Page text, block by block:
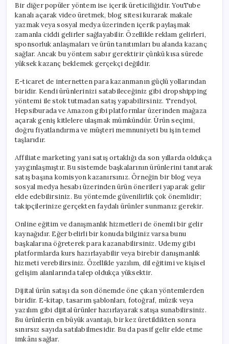
Bir diğer popüler yöntem ise içerik üreticiliğidir. YouTube
kanalı açarak video üretmek, blog sitesi kurarak makale
yazmak veya sosyal medya üzerinden içerik paylaşmak
zamanla ciddi gelirler sağlayabilir. Özellikle reklam gelirleri,
sponsorluk anlaşmaları ve ürün tanıtımları bu alanda kazanç
sağlar. Ancak bu yöntem sabır gerektirir çünkü kısa sürede
yüksek kazanç beklemek gerçekçi değildir.
E-ticaret de internetten para kazanmanın güçlü yollarından
biridir. Kendi ürünlerinizi satabileceğiniz gibi dropshipping
yöntemi ile stok tutmadan satış yapabilirsiniz. Trendyol,
Hepsiburada ve Amazon gibi platformlar üzerinden mağaza
açarak geniş kitlelere ulaşmak mümkündür. Ürün seçimi,
doğru fiyatlandırma ve müşteri memnuniyeti bu işin temel
taşlarıdır.
Affiliate marketing yani satış ortaklığı da son yıllarda oldukça
yaygınlaşmıştır. Bu sistemde başkalarının ürünlerini tanıtarak
satış başına komisyon kazanırsınız. Örneğin bir blog veya
sosyal medya hesabı üzerinden ürün önerileri yaparak gelir
elde edebilirsiniz. Bu yöntemde güvenilirlik çok önemlidir;
takipçilerinize gerçekten faydalı ürünler sunmanız gerekir.
Online eğitim ve danışmanlık hizmetleri de önemli bir gelir
kaynağıdır. Eğer belirli bir konuda bilginiz varsa bunu
başkalarına öğreterek para kazanabilirsiniz. Udemy gibi
platformlarda kurs hazırlayabilir veya birebir danışmanlık
hizmeti verebilirsiniz. Özellikle yazılım, dil eğitimi ve kişisel
gelişim alanlarında talep oldukça yüksektir.
Dijital ürün satışı da son dönemde öne çıkan yöntemlerden
biridir. E-kitap, tasarım şablonları, fotoğraf, müzik veya
yazılım gibi dijital ürünler hazırlayarak satışa sunabilirsiniz.
Bu ürünlerin en büyük avantajı, bir kez üretildikten sonra
sınırsız sayıda satılabilmesidir. Bu da pasif gelir elde etme
imkânı sağlar.